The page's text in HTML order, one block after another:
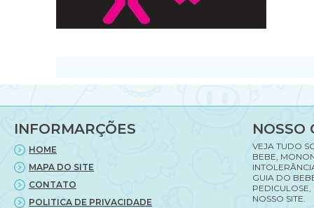
INFORMARÇÕES
HOME
MAPA DO SITE
CONTATO
POLITICA DE PRIVACIDADE
NOSSO
VEJA TUDO
BEBE,
GUIA DO
PEDICULOSE,
NOSSO SITE.